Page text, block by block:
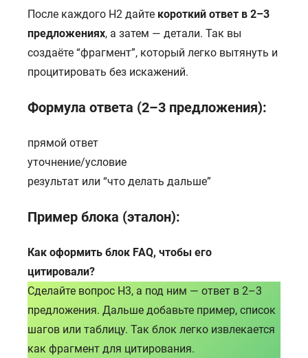
После каждого H2 дайте короткий ответ в 2–3
предложениях, а затем — детали. Так вы
создаёте “фрагмент”, который легко вытянуть и
процитировать без искажений.
Формула ответа (2–3 предложения):
прямой ответ
уточнение/условие
результат или “что делать дальше”
Пример блока (эталон):
Как оформить блок FAQ, чтобы его
цитировали?
Сделайте вопрос H3, а под ним — ответ в 2–3
предложения. Дальше добавьте пример, список
шагов или таблицу. Так блок легко извлекается
как фрагмент для цитирования.